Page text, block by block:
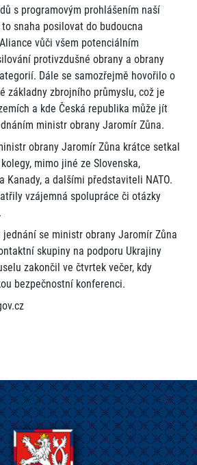
s programovým prohlášením naší
snaha posilovat do budoucna
vůči všem potenciálním
protivzdušné obrany a obrany
Dále se samozřejmě hovořilo o
základny zbrojního průmyslu, což je
a kde Česká republika může jít
ministr obrany Jaromír Zůna.
obrany Jaromír Zůna krátce setkal
mimo jiné ze Slovenska,
Kanady, a dalšími představiteli NATO.
vzájemná spolupráce či otázky
jednání se ministr obrany Jaromír Zůna
skupiny na podporu Ukrajiny
zakončil ve čtvrtek večer, kdy
bezpečnostní konferenci.